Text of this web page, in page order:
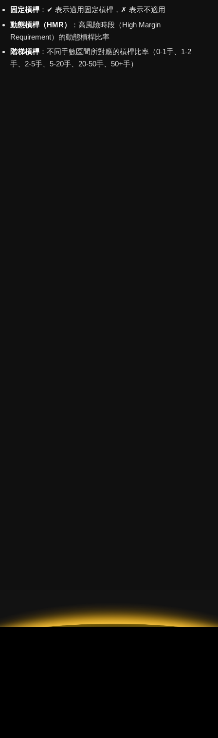
固定槓桿：✔ 表示適用固定槓桿，✗ 表示不適用
動態槓桿（HMR）
：高風險時段（High Margin
Requirement）的動態槓桿比率
階梯槓桿：不同手數區間所對應的槓桿比率（0-1手、1-2
手、2-5手、5-20手、20-50手、50+手）